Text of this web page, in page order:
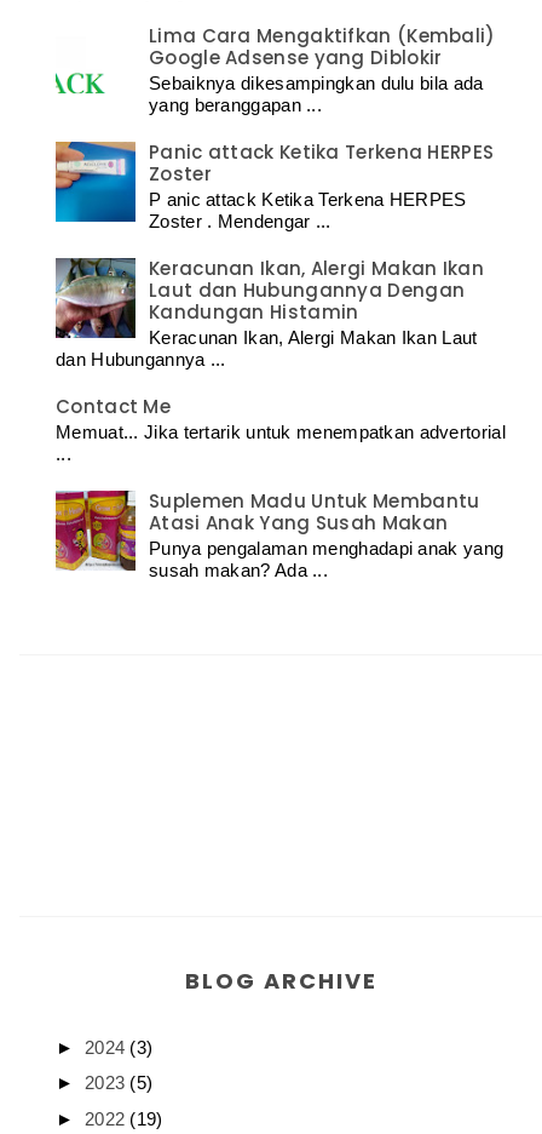
Lima Cara Mengaktifkan (Kembali)
Google Adsense yang Diblokir
Sebaiknya dikesampingkan dulu bila ada
yang beranggapan ...
Panic attack Ketika Terkena HERPES
Zoster
P anic attack Ketika Terkena HERPES
Zoster . Mendengar ...
Keracunan Ikan, Alergi Makan Ikan
Laut dan Hubungannya Dengan
Kandungan Histamin
Keracunan Ikan, Alergi Makan Ikan Laut
dan Hubungannya ...
Contact Me
Memuat... Jika tertarik untuk menempatkan advertorial
...
Suplemen Madu Untuk Membantu
Atasi Anak Yang Susah Makan
Punya pengalaman menghadapi anak yang
susah makan? Ada ...
BLOG ARCHIVE
► 2024 (3)
► 2023 (5)
► 2022 (19)